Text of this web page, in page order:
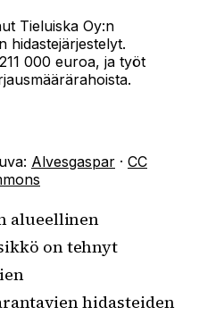
Tieluiska Oy:n
hidastejärjestelyt.
000 euroa, ja työt
Alvesgaspar · CC
alueellinen
on tehnyt
hidasteiden